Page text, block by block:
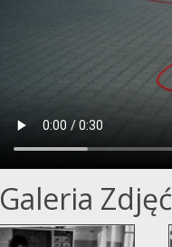
Galeria Zdjęć